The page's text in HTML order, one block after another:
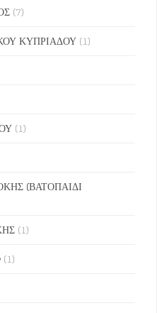
(7)
ΚΥΠΡΙΑΔΟΥ (1)
(1)
(ΒΑΤΟΠΑΙΔΙ
(1)
(1)